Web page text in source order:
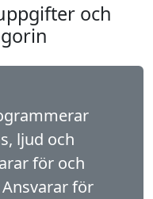
och
ljud och
för och
för